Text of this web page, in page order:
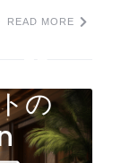
READ MORE
連
の